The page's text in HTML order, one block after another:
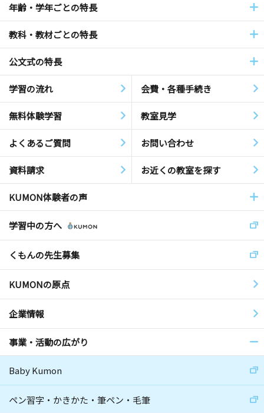
年齢・学年ごとの特長
教科・教材ごとの特長
公文式の特長
学習の流れ 会費・各種手続き
無料体験学習 教室見学
よくあるご質問 お問い合わせ
資料請求 お近くの教室を探す
KUMON体験者の声
学習中の方へ
くもんの先生募集
KUMONの原点
企業情報
事業・活動の広がり
Baby Kumon
ペン習字・かきかた・筆ペン・毛筆